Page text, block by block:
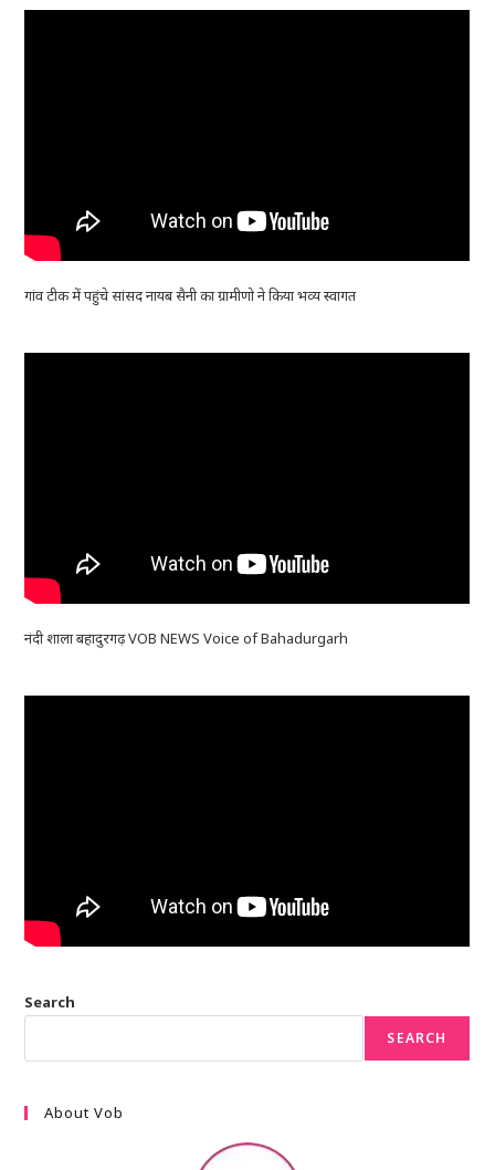
गांव टीक में पहुंचे सांसद नायब सैनी का ग्रामीणो ने किया भव्य स्वागत
नंदी शाला बहादुरगढ़ VOB NEWS Voice of Bahadurgarh
Search
SEARCH
About Vob